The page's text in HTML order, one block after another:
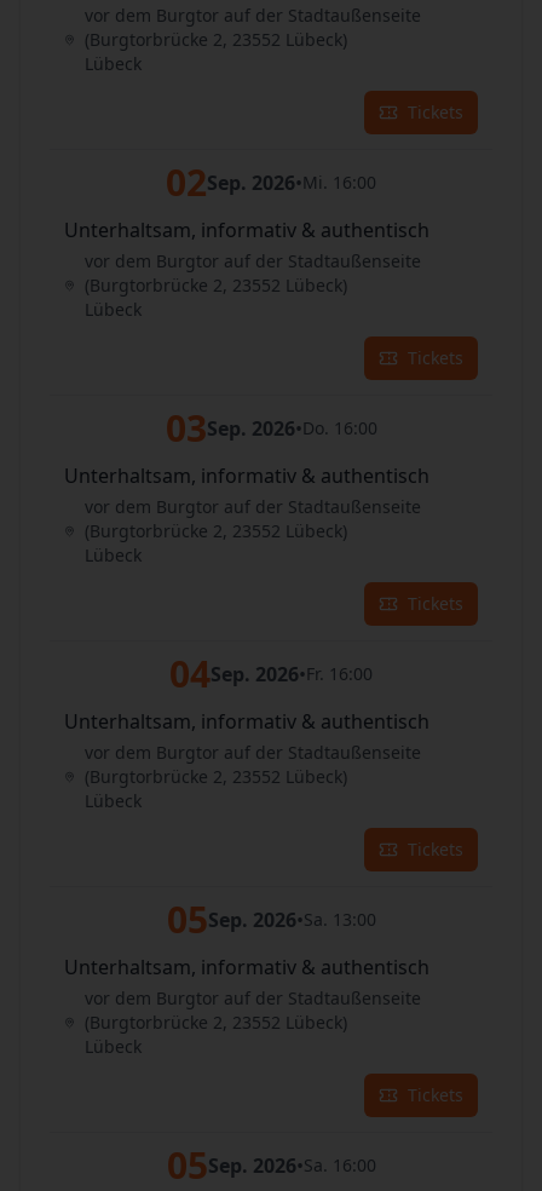
vor dem Burgtor auf der Stadtaußenseite
(Burgtorbrücke 2, 23552 Lübeck)
Lübeck
Tickets
02Sep. 2026•Mi. 16:00
Unterhaltsam, informativ & authentisch
vor dem Burgtor auf der Stadtaußenseite
(Burgtorbrücke 2, 23552 Lübeck)
Lübeck
Tickets
03Sep. 2026•Do. 16:00
Unterhaltsam, informativ & authentisch
vor dem Burgtor auf der Stadtaußenseite
(Burgtorbrücke 2, 23552 Lübeck)
Lübeck
Tickets
04Sep. 2026•Fr. 16:00
Unterhaltsam, informativ & authentisch
vor dem Burgtor auf der Stadtaußenseite
(Burgtorbrücke 2, 23552 Lübeck)
Lübeck
Tickets
05Sep. 2026•Sa. 13:00
Unterhaltsam, informativ & authentisch
vor dem Burgtor auf der Stadtaußenseite
(Burgtorbrücke 2, 23552 Lübeck)
Lübeck
Tickets
05Sep. 2026•Sa. 16:00